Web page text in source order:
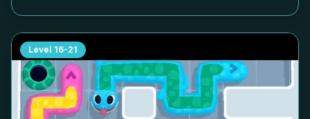
Level 16-21